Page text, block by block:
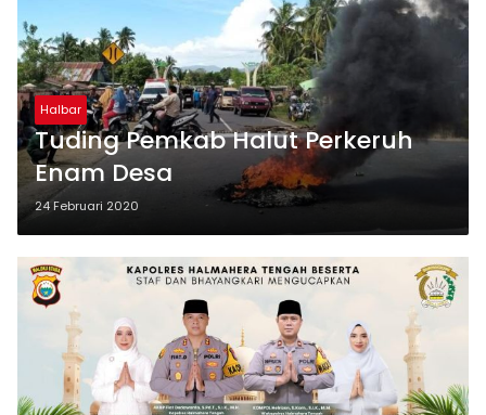
Halbar
Tuding Pemkab Halut Perkeruh
Enam Desa
24 Februari 2020